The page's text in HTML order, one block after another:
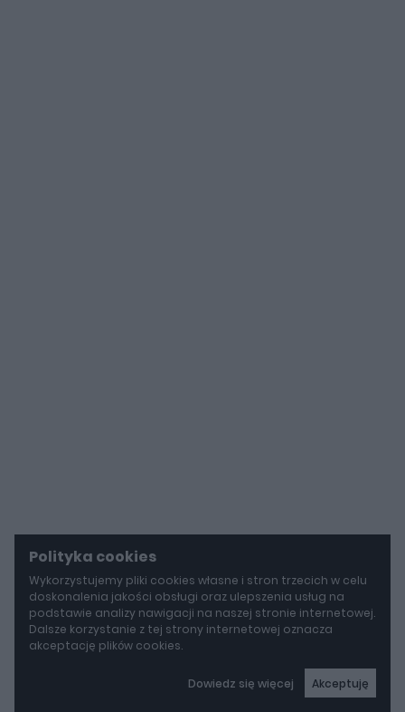
Polityka cookies
Wykorzystujemy pliki cookies własne i stron trzecich w celu
doskonalenia jakości obsługi oraz ulepszenia usług na
podstawie analizy nawigacji na naszej stronie internetowej.
Dalsze korzystanie z tej strony internetowej oznacza
akceptację plików cookies.
Dowiedz się więcej Akceptuję